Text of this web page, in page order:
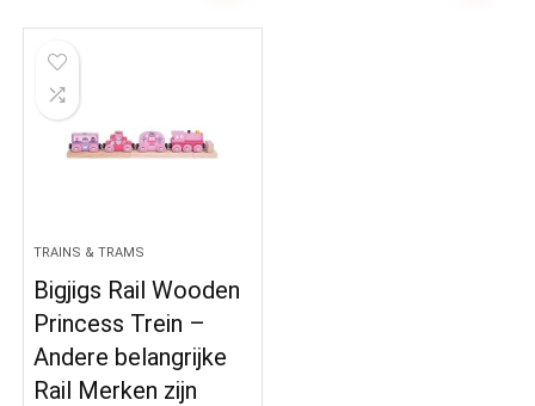
TRAINS & TRAMS
Bigjigs Rail Wooden
Princess Trein –
Andere belangrijke
Rail Merken zijn